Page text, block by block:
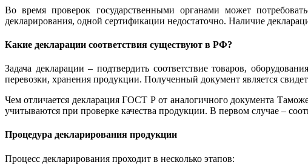
Во время проверок государственными органами может
декларирования, одной сертификации недостаточно. Наличие
Какие декларации соответствия существуют в РФ?
Задача декларации – подтвердить соответствие товаров,
перевозки, хранения продукции. Полученный документ является
Чем отличается декларация ГОСТ Р от аналогичного документа
учитываются при проверке качества продукции. В первом случае –
Процедура декларирования продукции
Процесс декларирования проходит в несколько этапов: